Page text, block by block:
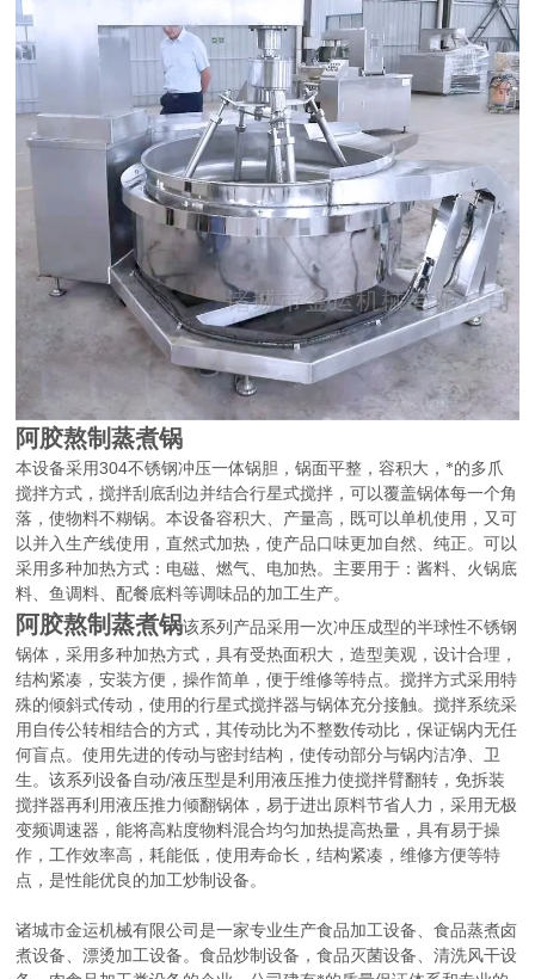
阿胶熬制蒸煮锅
本设备采用304不锈钢冲压一体锅胆，锅面平整，容积大，*的多爪
搅拌方式，搅拌刮底刮边并结合行星式搅拌，可以覆盖锅体每一个角
落，使物料不糊锅。本设备容积大、产量高，既可以单机使用，又可
以并入生产线使用，直然式加热，使产品口味更加自然、纯正。可以
采用多种加热方式：电磁、燃气、电加热。主要用于：酱料、火锅底
料、鱼调料、配餐底料等调味品的加工生产。
阿胶熬制蒸煮锅该系列产品采用一次冲压成型的半球性不锈钢
锅体，采用多种加热方式，具有受热面积大，造型美观，设计合理，
结构紧凑，安装方便，操作简单，便于维修等特点。搅拌方式采用特
殊的倾斜式传动，使用的行星式搅拌器与锅体充分接触。搅拌系统采
用自传公转相结合的方式，其传动比为不整数传动比，保证锅内无任
何盲点。使用先进的传动与密封结构，使传动部分与锅内洁净、卫
生。该系列设备自动/液压型是利用液压推力使搅拌臂翻转，免拆装
搅拌器再利用液压推力倾翻锅体，易于进出原料节省人力，采用无极
变频调速器，能将高粘度物料混合均匀加热提高热量，具有易于操
作，工作效率高，耗能低，使用寿命长，结构紧凑，维修方便等特
点，是性能优良的加工炒制设备。
诸城市金运机械有限公司是一家专业生产食品加工设备、食品蒸煮卤
煮设备、漂烫加工设备。食品炒制设备，食品灭菌设备、清洗风干设